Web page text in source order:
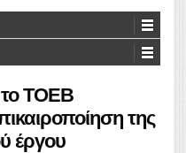
το ΤΟΕΒ
της
έργου